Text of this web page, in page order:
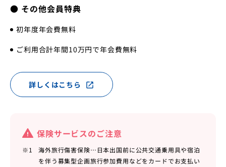
● その他会員特典
初年度年会費無料
ご利用合計年間10万円で年会費無料
詳しくはこちら open_in_new
保険サービスのご注意
※1
海外旅行傷害保険…日本出国前に公共交通乗用具や宿泊
を伴う募集型企画旅行参加費用などをカードでお支払い